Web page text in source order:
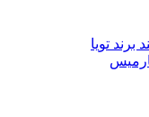
تویا